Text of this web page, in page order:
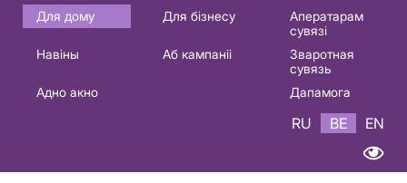
Основная
навигация
Для дому Для бізнесу
Аператарам
сувязі
Навіны
Аб кампаніі
Зваротная
сувязь
Адно акно
Дапамога
RU BE EN